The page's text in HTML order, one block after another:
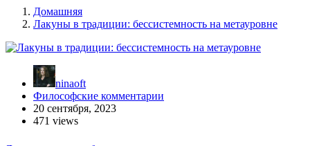
Домашняя
Лакуны в традиции: бессистемность на метауровне
ninaoft
Философские комментарии
20 сентября, 2023
471 views